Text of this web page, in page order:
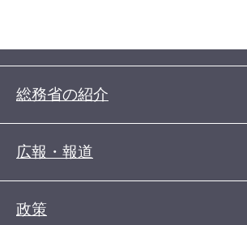
総務省の紹介
広報・報道
政策